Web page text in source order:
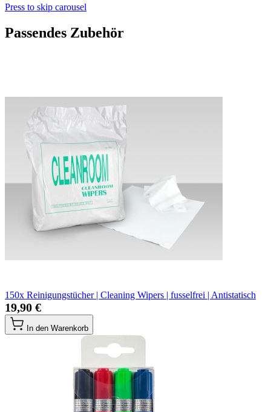
Press to skip carousel
Passendes Zubehör
150x Reinigungstücher | Cleaning Wipers | fusselfrei | Antistatisch
19,90 €
In den Warenkorb